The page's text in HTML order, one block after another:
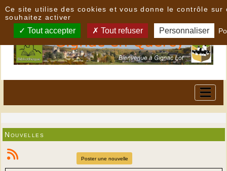
Nouvelles
Poster une nouvelle
Ce site utilise des cookies et vous donne le contrôle sur
souhaitez activer
Tout accepter Tout refuser Personnaliser